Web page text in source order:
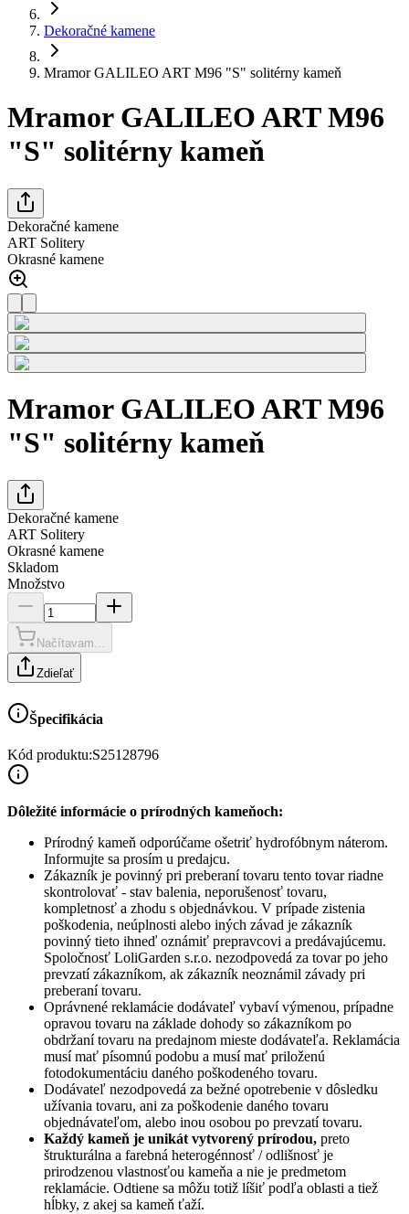
Dekoračné kamene
Mramor GALILEO ART M96 "S" solitérny kameň
Mramor GALILEO ART M96
"S" solitérny kameň
Dekoračné kamene
ART Solitery
Okrasné kamene
Mramor GALILEO ART M96
"S" solitérny kameň
Dekoračné kamene
ART Solitery
Okrasné kamene
Skladom
Množstvo
Načítavam...
Zdieľať
Špecifikácia
Kód produktu:S25128796
Dôležité informácie o prírodných kameňoch:
Prírodný kameň odporúčame ošetriť hydrofóbnym náterom.
Informujte sa prosím u predajcu.
Zákazník je povinný pri preberaní tovaru tento tovar riadne
skontrolovať - stav balenia, neporušenosť tovaru,
kompletnosť a zhodu s objednávkou. V prípade zistenia
poškodenia, neúplnosti alebo iných závad je zákazník
povinný tieto ihneď oznámiť prepravcovi a predávajúcemu.
Spoločnosť LoliGarden s.r.o. nezodpovedá za tovar po jeho
prevzatí zákazníkom, ak zákazník neoznámil závady pri
preberaní tovaru.
Oprávnené reklamácie dodávateľ vybaví výmenou, prípadne
opravou tovaru na základe dohody so zákazníkom po
obdržaní tovaru na predajnom mieste dodávateľa. Reklamácia
musí mať písomnú podobu a musí mať priloženú
fotodokumentáciu daného poškodeného tovaru.
Dodávateľ nezodpovedá za bežné opotrebenie v dôsledku
užívania tovaru, ani za poškodenie daného tovaru
objednávateľom, alebo inou osobou po prevzatí tovaru.
Každý kameň je unikát vytvorený prírodou, preto
štrukturálna a farebná heterogénnosť / odlišnosť je
prirodzenou vlastnosťou kameňa a nie je predmetom
reklamácie. Odtiene sa môžu totiž líšiť podľa oblasti a tiež
hĺbky, z akej sa kameň ťaží.